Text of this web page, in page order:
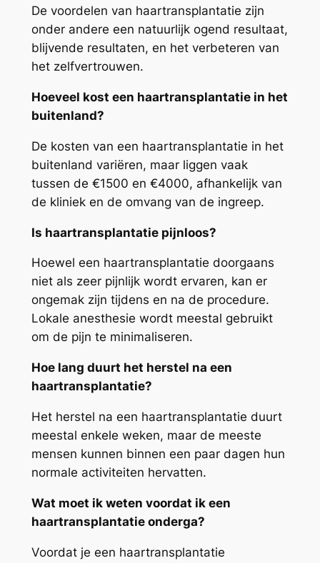
De voordelen van haartransplantatie zijn
onder andere een natuurlijk ogend resultaat,
blijvende resultaten, en het verbeteren van
het zelfvertrouwen.
Hoeveel kost een haartransplantatie in het
buitenland?
De kosten van een haartransplantatie in het
buitenland variëren, maar liggen vaak
tussen de €1500 en €4000, afhankelijk van
de kliniek en de omvang van de ingreep.
Is haartransplantatie pijnloos?
Hoewel een haartransplantatie doorgaans
niet als zeer pijnlijk wordt ervaren, kan er
ongemak zijn tijdens en na de procedure.
Lokale anesthesie wordt meestal gebruikt
om de pijn te minimaliseren.
Hoe lang duurt het herstel na een
haartransplantatie?
Het herstel na een haartransplantatie duurt
meestal enkele weken, maar de meeste
mensen kunnen binnen een paar dagen hun
normale activiteiten hervatten.
Wat moet ik weten voordat ik een
haartransplantatie onderga?
Voordat je een haartransplantatie